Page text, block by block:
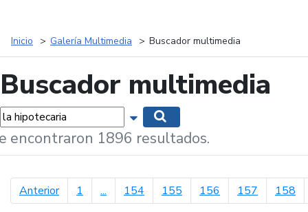
Inicio Galería Multimedia Buscador multimedia
Buscador multimedia
Mostrar opciones de búsqueda
encontraron 1896 resultados.
Anteriorpágina anterior
1 ... 154 155 156 157 158